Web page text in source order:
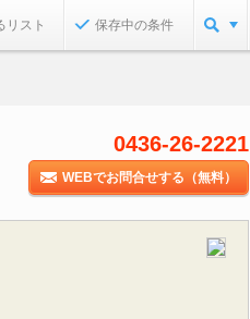
リスト 保存中の条件
0436-26-2221
WEBでお問合せする（無料）